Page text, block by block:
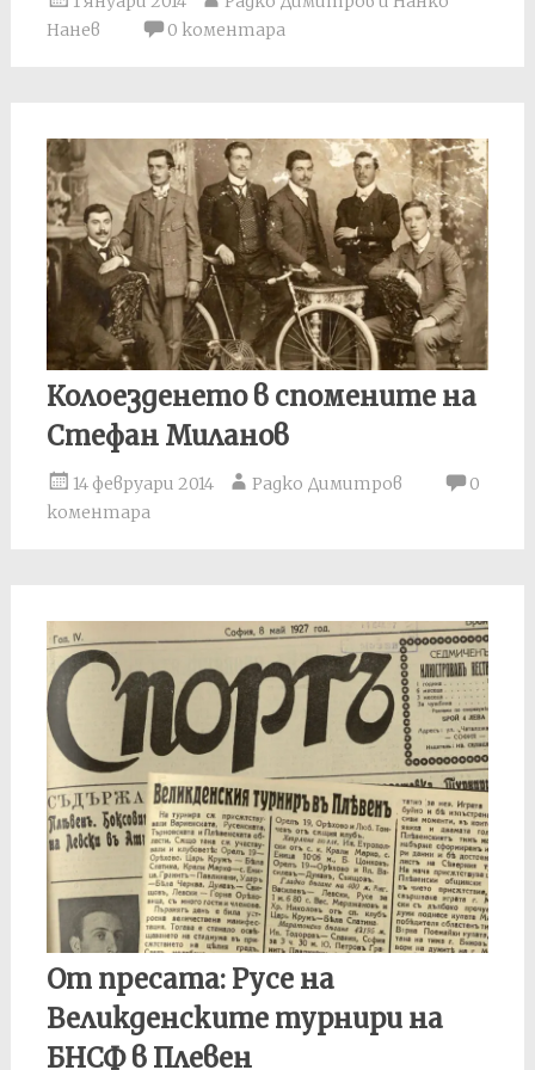
Нанев
0 коментара
Колоезденето в спомените на
Стефан Миланов
14 февруари 2014 Радко Димитров
0
коментара
От пресата: Русе на
Великденските турнири на
БНСФ в Плевен